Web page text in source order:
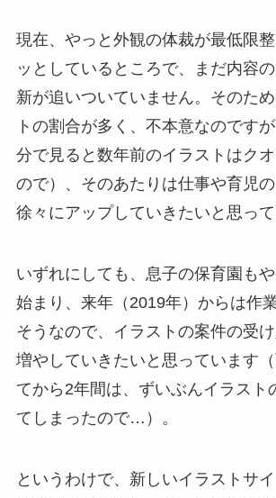
現在、やっと外観の体裁が最低限
ッとしているところで、まだ内容
新が追いついていません。そのた
トの割合が多く、不本意なのです
分で見ると数年前のイラストはク
ので）、そのあたりは仕事や育児の
徐々にアップしていきたいと思って
いずれにしても、息子の保育園も
始まり、来年（2019年）からは作
そうなので、イラストの案件の受
増やしていきたいと思っています
てから2年間は、ずいぶんイラスト
てしまったので…）。
というわけで、新しいイラストサイ